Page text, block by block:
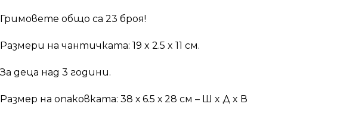
Гримовете общо са 23 броя!
Размери на чантичката: 19 x 2.5 x 11 см.
За деца над 3 години.
Размер на опаковката: 38 х 6.5 х 28 см – Ш x Д x В